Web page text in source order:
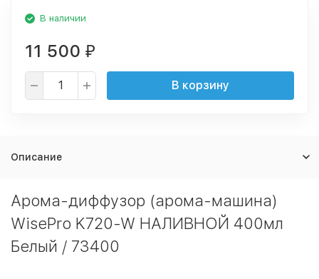
В наличии
11 500 ₽
В корзину
Описание
Арома-диффузор (арома-машина)
WisePro K720-W НАЛИВНОЙ 400мл
Белый / 73400